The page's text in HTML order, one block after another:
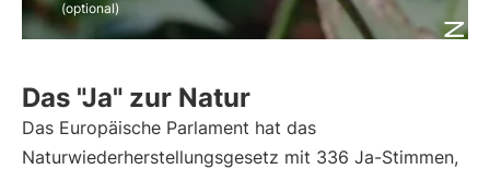
(optional)
Das "Ja" zur Natur
Das Europäische Parlament hat das
Naturwiederherstellungsgesetz mit 336 Ja-Stimmen,